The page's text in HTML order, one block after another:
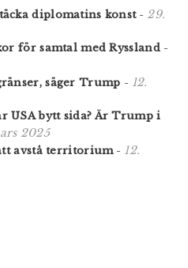
diplomatins konst- 29.
för samtal med Ryssland-
säger Trump - 12.
USA bytt sida? Är Trump i
2025
avstå territorium- 12.